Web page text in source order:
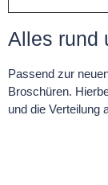
Alles rund
Passend zur
Broschüren.
und die Verteilung